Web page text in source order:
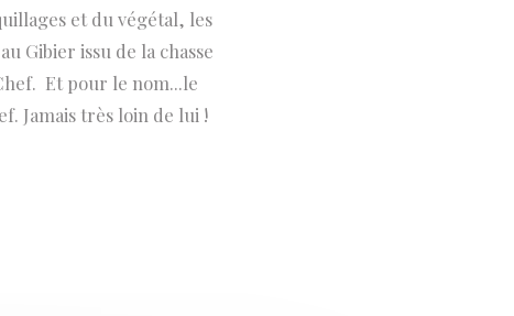
et du végétal, les
Gibier issu de la chasse
Et pour le nom...le
Jamais très loin de lui !